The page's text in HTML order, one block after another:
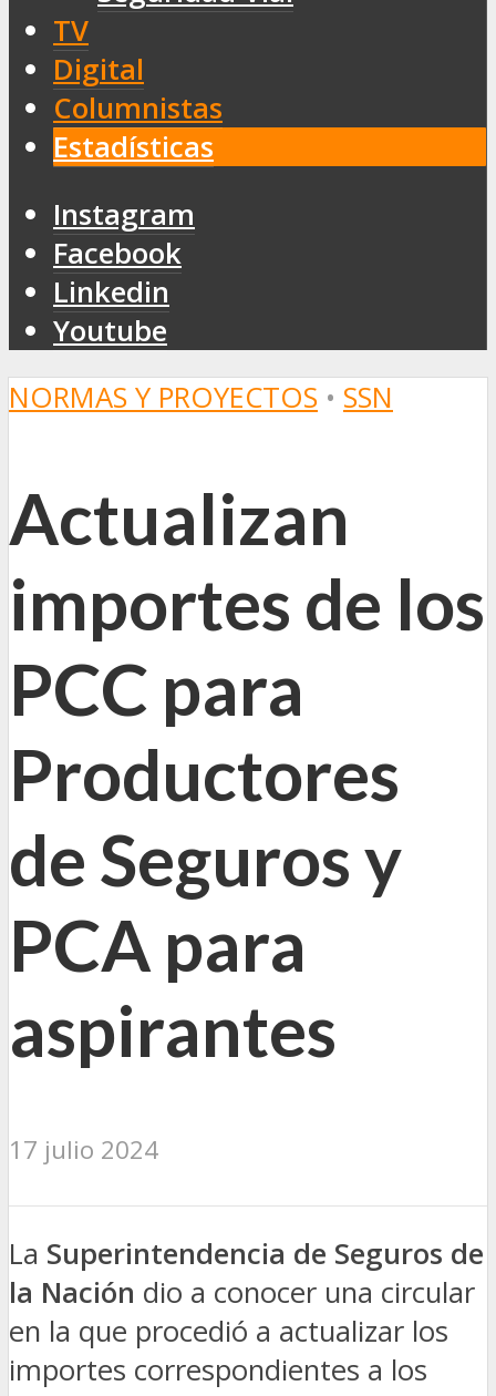
TV
Digital
Columnistas
Estadísticas
Instagram
Facebook
Linkedin
Youtube
NORMAS Y PROYECTOS • SSN
Actualizan
importes de los
PCC para
Productores
de Seguros y
PCA para
aspirantes
17 julio 2024
La Superintendencia de Seguros de
la Nación dio a conocer una circular
en la que procedió a actualizar los
importes correspondientes a los